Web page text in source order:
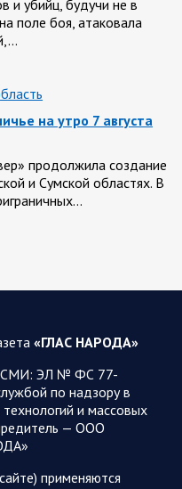
и убийц, будучи не в
поле боя, атаковала
на утро 7 августа
продолжила создание
и Сумской областях. В
данные о ходе
ВС РФ
6 августа предоставили
«Запад», «Центр»,
«ГЛАС НАРОДА»
СМИ: ЭЛ № ФС 77-
по надзору в
и массовых
— ООО
применяются